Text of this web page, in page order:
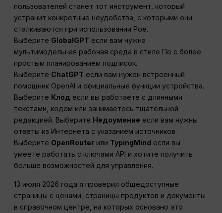
пользователей станет тот инструмент, который
устранит конкретные неудобства, с которыми они
сталкиваются при использовании Poe.
Выберите GlobalGPT если вам нужна
мультимодельная рабочая среда в стиле По с более
простым планированием подписок.
Выберите ChatGPT если вам нужен встроенный
помощник OpenAI и официальные функции устройства.
Выберите Клод если вы работаете с длинными
текстами, кодом или занимаетесь тщательной
редакцией. Выберите Недоумение если вам нужны
ответы из Интернета с указанием источников.
Выберите OpenRouter или TypingMind если вы
умеете работать с ключами API и хотите получить
больше возможностей для управления.
13 июля 2026 года я проверил общедоступные
страницы с ценами, страницы продуктов и документы
в справочном центре, на которых основано это